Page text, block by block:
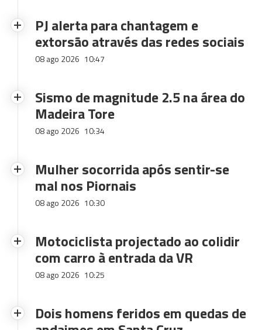
PJ alerta para chantagem e
extorsão através das redes sociais
08 ago 2026 10:47
Sismo de magnitude 2.5 na área do
Madeira Tore
08 ago 2026 10:34
Mulher socorrida após sentir-se
mal nos Piornais
08 ago 2026 10:30
Motociclista projectado ao colidir
com carro à entrada da VR
08 ago 2026 10:25
Dois homens feridos em quedas de